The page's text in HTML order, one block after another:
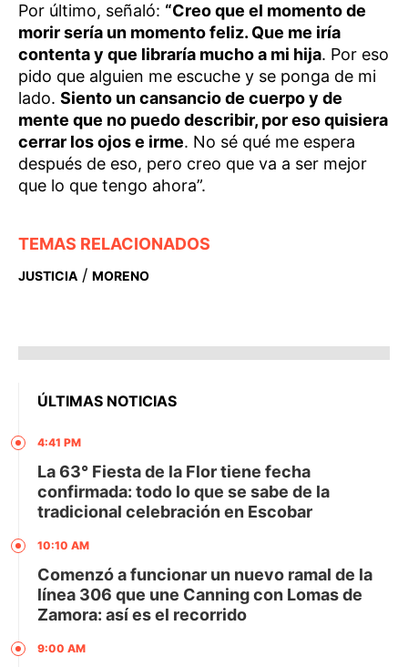
Por último, señaló: “Creo que el momento de
morir sería un momento feliz. Que me iría
contenta y que libraría mucho a mi hija. Por eso
pido que alguien me escuche y se ponga de mi
lado. Siento un cansancio de cuerpo y de
mente que no puedo describir, por eso quisiera
cerrar los ojos e irme. No sé qué me espera
después de eso, pero creo que va a ser mejor
que lo que tengo ahora”.
TEMAS RELACIONADOS
JUSTICIA / MORENO
ÚLTIMAS NOTICIAS
4:41 PM
La 63° Fiesta de la Flor tiene fecha
confirmada: todo lo que se sabe de la
tradicional celebración en Escobar
10:10 AM
Comenzó a funcionar un nuevo ramal de la
línea 306 que une Canning con Lomas de
Zamora: así es el recorrido
9:00 AM